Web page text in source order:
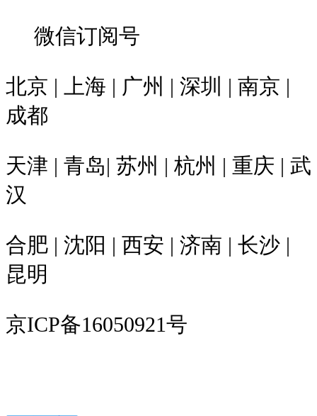
微信订阅号
北京 | 上海 | 广州 | 深圳 | 南京 |
成都
天津 | 青岛| 苏州 | 杭州 | 重庆 | 武
汉
合肥 | 沈阳 | 西安 | 济南 | 长沙 |
昆明
京ICP备16050921号